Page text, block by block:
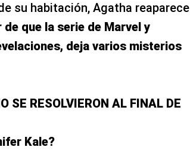
su habitación, Agatha reaparece
de que la serie de Marvel y
deja varios misterios
SE RESOLVIERON AL FINAL DE
Kale?